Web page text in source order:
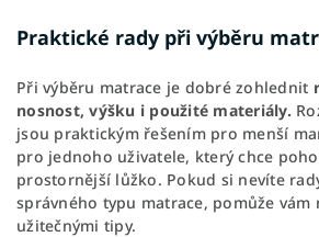
Praktické rady při výběru
Při výběru matrace je dobré zohlednit
nosnost, výšku i použité materiály.
jsou praktickým řešením pro menší
pro jednoho uživatele, který chce
prostornější lůžko. Pokud si nevíte
správného typu matrace, pomůže vám
užitečnými tipy.